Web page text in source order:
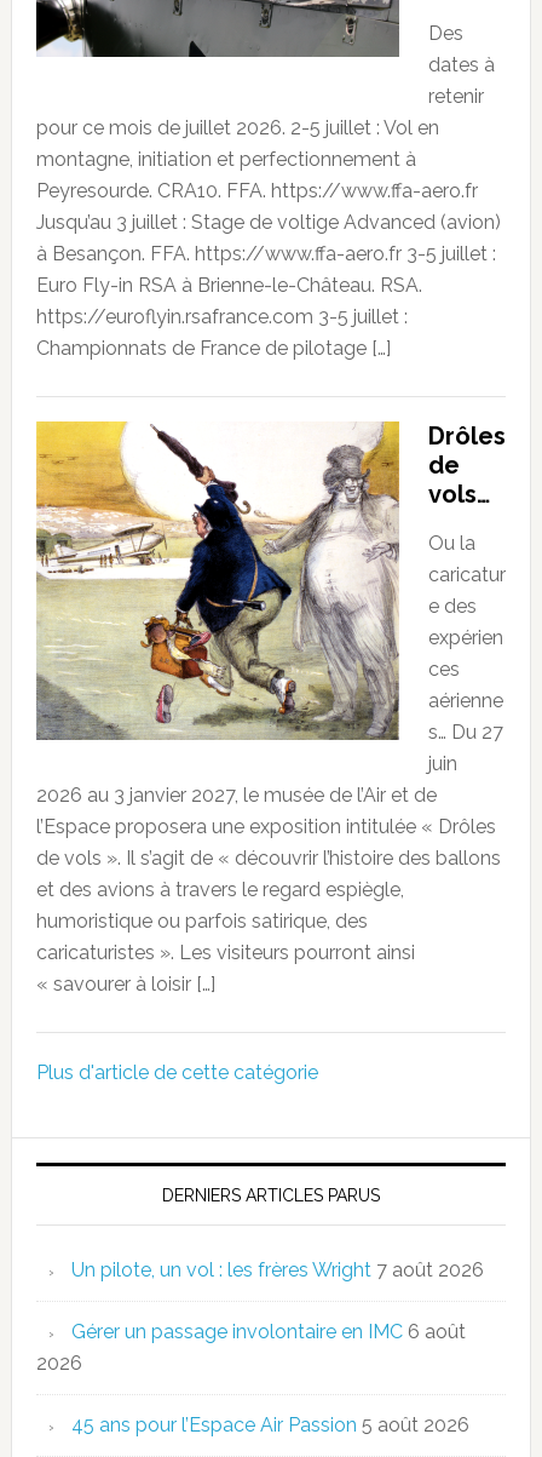
Des
dates à
retenir
pour ce mois de juillet 2026. 2-5 juillet : Vol en
montagne, initiation et perfectionnement à
Peyresourde. CRA10. FFA. https://www.ffa-aero.fr
Jusqu’au 3 juillet : Stage de voltige Advanced (avion)
à Besançon. FFA. https://www.ffa-aero.fr 3-5 juillet :
Euro Fly-in RSA à Brienne-le-Château. RSA.
https://euroflyin.rsafrance.com 3-5 juillet :
Championnats de France de pilotage […]
Drôles
de
vols…
Ou la
caricatur
e des
expérien
ces
aérienne
s… Du 27
juin
2026 au 3 janvier 2027, le musée de l’Air et de
l’Espace proposera une exposition intitulée « Drôles
de vols ». Il s’agit de « découvrir l’histoire des ballons
et des avions à travers le regard espiègle,
humoristique ou parfois satirique, des
caricaturistes ». Les visiteurs pourront ainsi
« savourer à loisir […]
Plus d'article de cette catégorie
DERNIERS ARTICLES PARUS
Un pilote, un vol : les frères Wright 7 août 2026
Gérer un passage involontaire en IMC 6 août
2026
45 ans pour l’Espace Air Passion 5 août 2026